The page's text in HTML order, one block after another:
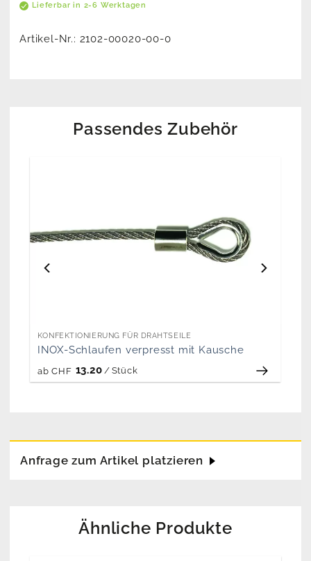
Lieferbar in 2-6 Werktagen
Artikel-Nr.: 2102-00020-00-0
Passendes Zubehör
KONFEKTIONIERUNG FÜR DRAHTSEILE
INOX-Schlaufen verpresst mit Kausche
ab CHF 13.20 / Stück
Anfrage zum Artikel platzieren
Ähnliche Produkte